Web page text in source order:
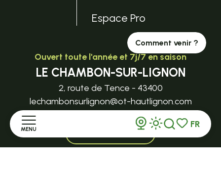
MENU
Voir les
Recherche
FR
Espace Pro
Comment venir ?
Ouvert toute l'année et 7j/7 en saison
LE CHAMBON-SUR-LIGNON
2, route de Tence - 43400
lechambonsurlignon@ot-hautlignon.com